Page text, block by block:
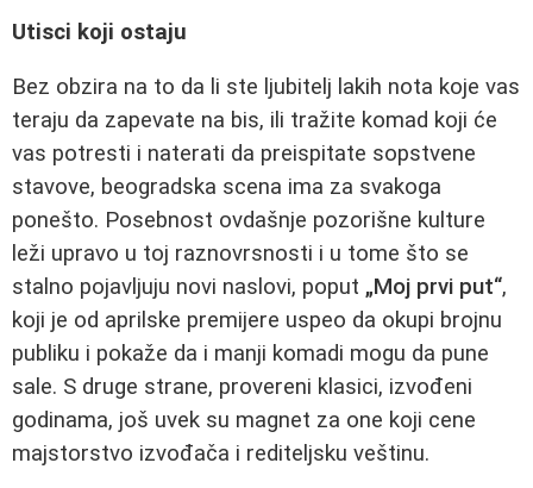
Utisci koji ostaju
Bez obzira na to da li ste ljubitelj lakih nota koje vas
teraju da zapevate na bis, ili tražite komad koji će
vas potresti i naterati da preispitate sopstvene
stavove, beogradska scena ima za svakoga
ponešto. Posebnost ovdašnje pozorišne kulture
leži upravo u toj raznovrsnosti i u tome što se
stalno pojavljuju novi naslovi, poput „Moj prvi put“,
koji je od aprilske premijere uspeo da okupi brojnu
publiku i pokaže da i manji komadi mogu da pune
sale. S druge strane, provereni klasici, izvođeni
godinama, još uvek su magnet za one koji cene
majstorstvo izvođača i rediteljsku veštinu.